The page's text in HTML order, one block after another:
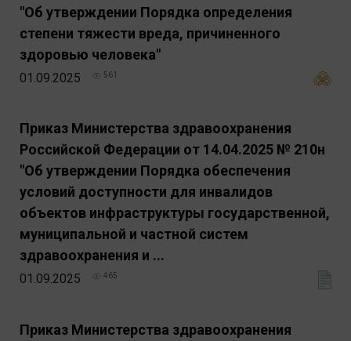
"Об утверждении Порядка определения
степени тяжести вреда, причиненного
здоровью человека"
01.09.2025 561
Приказ Министерства здравоохранения
Российской Федерации от 14.04.2025 № 210н
"Об утверждении Порядка обеспечения
условий доступности для инвалидов
объектов инфраструктуры государственной,
муниципальной и частной систем
здравоохранения и ...
01.09.2025 465
Приказ Министерства здравоохранения